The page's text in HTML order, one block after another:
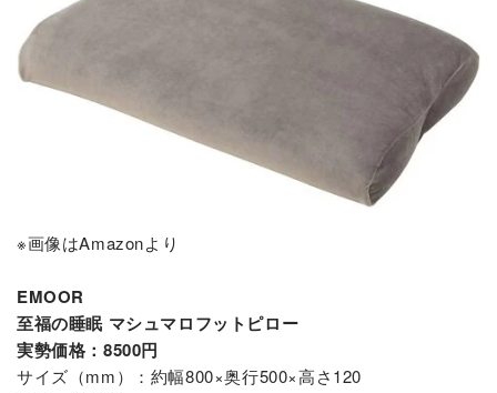
※画像はAmazonより
EMOOR
至福の睡眠 マシュマロフットピロー
実勢価格：8500円
サイズ（mm）：約幅800×奥行500×高さ120